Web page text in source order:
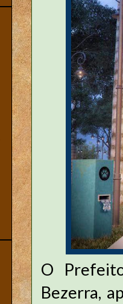
O
Bezerra,